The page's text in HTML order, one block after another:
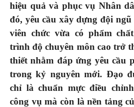
hiệu quả và phục vụ Nhân
đó, yêu cầu xây dựng đội ngũ
viên chức vừa có phẩm
trình độ chuyên môn cao trở
thiết nhằm đáp ứng yêu cầu
trong kỷ nguyên mới. Đạo
chỉ là chuẩn mực điều
công vụ mà còn là nền tảng